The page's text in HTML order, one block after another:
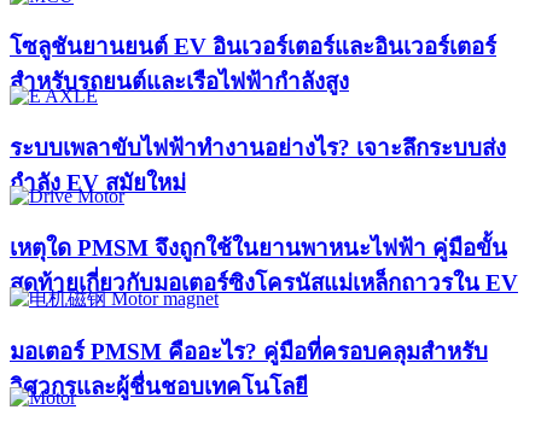
โซลูชันยานยนต์ EV อินเวอร์เตอร์และอินเวอร์เตอร์
สำหรับรถยนต์และเรือไฟฟ้ากำลังสูง
ระบบเพลาขับไฟฟ้าทำงานอย่างไร? เจาะลึกระบบส่ง
กำลัง EV สมัยใหม่
เหตุใด PMSM จึงถูกใช้ในยานพาหนะไฟฟ้า คู่มือขั้น
สุดท้ายเกี่ยวกับมอเตอร์ซิงโครนัสแม่เหล็กถาวรใน EV
มอเตอร์ PMSM คืออะไร? คู่มือที่ครอบคลุมสำหรับ
วิศวกรและผู้ชื่นชอบเทคโนโลยี